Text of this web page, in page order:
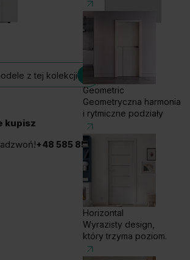
Geometric
Geometryczna harmonia
i rytmiczne podziały
Horizontal
Wyrazisty design,
który trzyma poziom.
z tej kolekcji
kupisz
+48 585 858 056